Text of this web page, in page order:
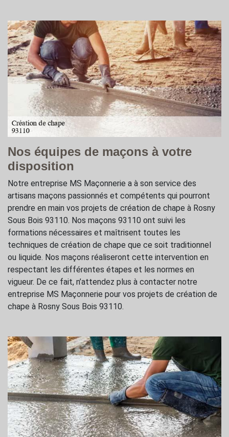
Nos équipes de maçons à votre
disposition
Notre entreprise MS Maçonnerie a à son service des
artisans maçons passionnés et compétents qui pourront
prendre en main vos projets de création de chape à Rosny
Sous Bois 93110. Nos maçons 93110 ont suivi les
formations nécessaires et maîtrisent toutes les
techniques de création de chape que ce soit traditionnel
ou liquide. Nos maçons réaliseront cette intervention en
respectant les différentes étapes et les normes en
vigueur. De ce fait, n’attendez plus à contacter notre
entreprise MS Maçonnerie pour vos projets de création de
chape à Rosny Sous Bois 93110.